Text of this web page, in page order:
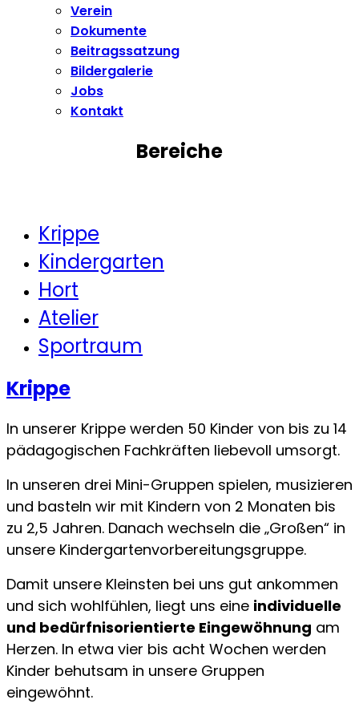
Verein
Dokumente
Beitragssatzung
Bildergalerie
Jobs
Kontakt
Bereiche
Krippe
Kindergarten
Hort
Atelier
Sportraum
Krippe
In unserer Krippe werden 50 Kinder von bis zu 14
pädagogischen Fachkräften liebevoll umsorgt.
In unseren drei Mini-Gruppen spielen, musizieren
und basteln wir mit Kindern von 2 Monaten bis
zu 2,5 Jahren. Danach wechseln die „Großen“ in
unsere Kindergartenvorbereitungsgruppe.
Damit unsere Kleinsten bei uns gut ankommen
und sich wohlfühlen, liegt uns eine individuelle
und bedürfnisorientierte Eingewöhnung am
Herzen. In etwa vier bis acht Wochen werden
Kinder behutsam in unsere Gruppen
eingewöhnt.